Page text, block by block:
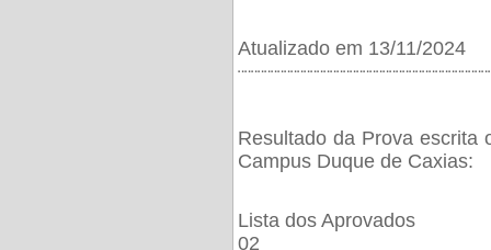
Atualizado em 13/11/2024
Resultado da Prova escrita
Campus Duque de Caxias:
Lista dos Aprovados
02